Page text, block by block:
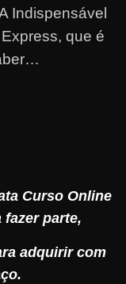
Indispensável
que é
Curso Online
parte,
adquirir com